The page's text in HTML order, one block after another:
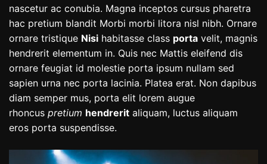
nascetur ac conubia. Magna inceptos cursus pharetra
hac pretium blandit Morbi morbi litora nisl nibh. Ornare
ornare tristique Nisi habitasse class porta velit, magnis
hendrerit elementum in. Quis nec Mattis eleifend dis
ornare feugiat id molestie porta ipsum nullam sed
sapien urna nec porta lacinia. Platea erat. Non dapibus
diam semper mus, porta elit lorem augue
rhoncus pretium hendrerit aliquam, luctus aliquam
eros porta suspendisse.